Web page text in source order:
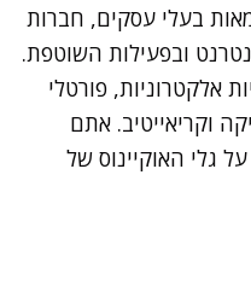
מאות בעלי עסקים, חברות
ובפעילות השוטפת.
אלקטרוניות, פורטלי
וקריאייטיב. אתם
גלי האוקיינוס של